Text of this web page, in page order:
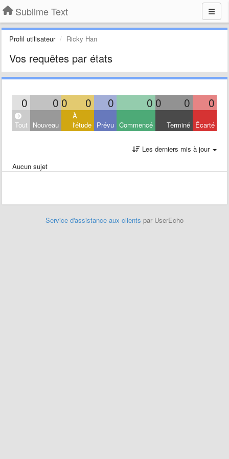
Sublime Text
Profil utilisateur Ricky Han
Vos requêtes par états
0 0 0 0 0 0 0 0 0
Tout Nouveau
À
l'étude Prévu Commencé Terminé Écarté
Les derniers mis à jour
Aucun sujet
Service d'assistance aux clients par UserEcho